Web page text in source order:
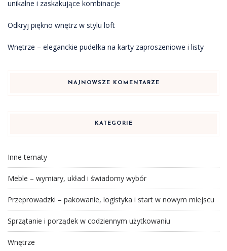
unikalne i zaskakujące kombinacje
Odkryj piękno wnętrz w stylu loft
Wnętrze – eleganckie pudełka na karty zaproszeniowe i listy
NAJNOWSZE KOMENTARZE
KATEGORIE
Inne tematy
Meble – wymiary, układ i świadomy wybór
Przeprowadzki – pakowanie, logistyka i start w nowym miejscu
Sprzątanie i porządek w codziennym użytkowaniu
Wnętrze